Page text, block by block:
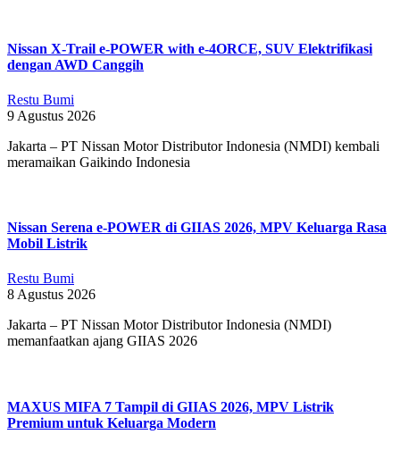
Nissan X-Trail e-POWER with e-4ORCE, SUV Elektrifikasi
dengan AWD Canggih
Restu Bumi
9 Agustus 2026
Jakarta – PT Nissan Motor Distributor Indonesia (NMDI) kembali
meramaikan Gaikindo Indonesia
Nissan Serena e-POWER di GIIAS 2026, MPV Keluarga Rasa
Mobil Listrik
Restu Bumi
8 Agustus 2026
Jakarta – PT Nissan Motor Distributor Indonesia (NMDI)
memanfaatkan ajang GIIAS 2026
MAXUS MIFA 7 Tampil di GIIAS 2026, MPV Listrik
Premium untuk Keluarga Modern